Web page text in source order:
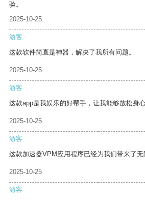
验。
2025-10-25
游客
这款软件简直是神器，解决了我所有问题。
2025-10-25
游客
这款app是我娱乐的好帮手，让我能够放松身
2025-10-25
游客
这款加速器VPM应用程序已经为我们带来了无
2025-10-25
游客